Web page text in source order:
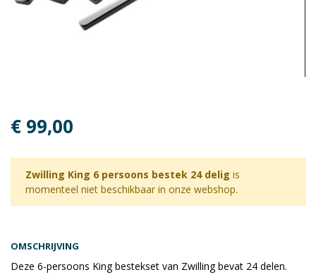
OMSCHRIJVING
Deze 6-persoons King bestekset van Zwilling bevat 24 delen.
€ 99,00
Zwilling King 6 persoons bestek 24 delig is
momenteel niet beschikbaar in onze webshop.